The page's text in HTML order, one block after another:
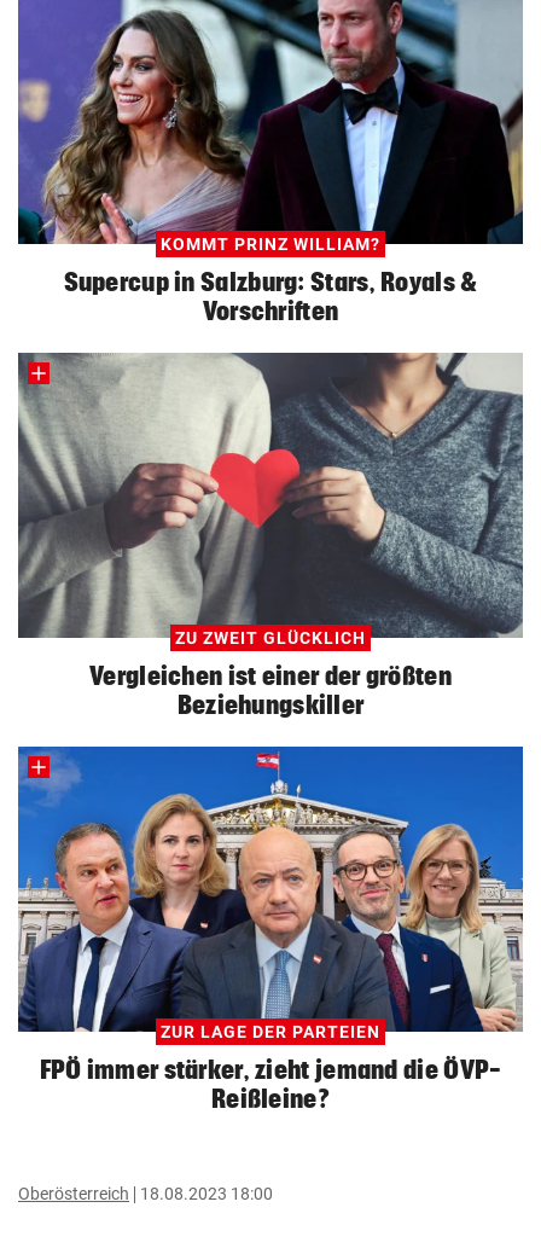
KOMMT PRINZ WILLIAM?
Supercup in Salzburg: Stars, Royals &
Vorschriften
ZU ZWEIT GLÜCKLICH
Vergleichen ist einer der größten
Beziehungskiller
ZUR LAGE DER PARTEIEN
FPÖ immer stärker, zieht jemand die ÖVP-
Reißleine?
Oberösterreich 18.08.2023 18:00